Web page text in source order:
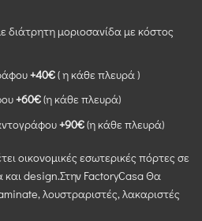
διάτρητη μοριοσανίδα με κόστος
+40€( η κάθε πλευρά )
+60€(η κάθε πλευρά)
+90€(η κάθε πλευρά)
οικονομικές εσωτερικές πόρτες σε
και design.Στην FactoryCasa Θα
λουστραριστές, λακαριστές